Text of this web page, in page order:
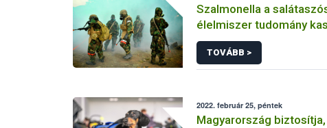
Szalmonella a
élelmiszer tudomány
bioterrorizmus terror
TOVÁBB >
2022. február 25, péntek
Magyarország biztosítja,